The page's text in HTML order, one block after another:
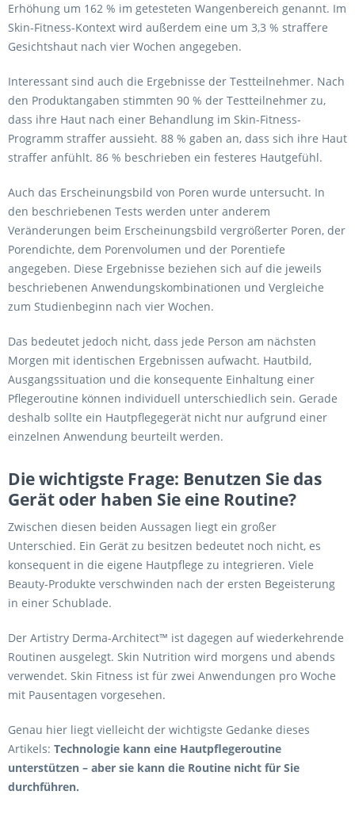
Erhöhung um 162 % im getesteten Wangenbereich genannt. Im
Skin-Fitness-Kontext wird außerdem eine um 3,3 % straffere
Gesichtshaut nach vier Wochen angegeben.
Interessant sind auch die Ergebnisse der Testteilnehmer. Nach
den Produktangaben stimmten 90 % der Testteilnehmer zu,
dass ihre Haut nach einer Behandlung im Skin-Fitness-
Programm straffer aussieht. 88 % gaben an, dass sich ihre Haut
straffer anfühlt. 86 % beschrieben ein festeres Hautgefühl.
Auch das Erscheinungsbild von Poren wurde untersucht. In
den beschriebenen Tests werden unter anderem
Veränderungen beim Erscheinungsbild vergrößerter Poren, der
Porendichte, dem Porenvolumen und der Porentiefe
angegeben. Diese Ergebnisse beziehen sich auf die jeweils
beschriebenen Anwendungskombinationen und Vergleiche
zum Studienbeginn nach vier Wochen.
Das bedeutet jedoch nicht, dass jede Person am nächsten
Morgen mit identischen Ergebnissen aufwacht. Hautbild,
Ausgangssituation und die konsequente Einhaltung einer
Pflegeroutine können individuell unterschiedlich sein. Gerade
deshalb sollte ein Hautpflegegerät nicht nur aufgrund einer
einzelnen Anwendung beurteilt werden.
Die wichtigste Frage: Benutzen Sie das
Gerät oder haben Sie eine Routine?
Zwischen diesen beiden Aussagen liegt ein großer
Unterschied. Ein Gerät zu besitzen bedeutet noch nicht, es
konsequent in die eigene Hautpflege zu integrieren. Viele
Beauty-Produkte verschwinden nach der ersten Begeisterung
in einer Schublade.
Der Artistry Derma-Architect™ ist dagegen auf wiederkehrende
Routinen ausgelegt. Skin Nutrition wird morgens und abends
verwendet. Skin Fitness ist für zwei Anwendungen pro Woche
mit Pausentagen vorgesehen.
Genau hier liegt vielleicht der wichtigste Gedanke dieses
Artikels: Technologie kann eine Hautpflegeroutine
unterstützen – aber sie kann die Routine nicht für Sie
durchführen.